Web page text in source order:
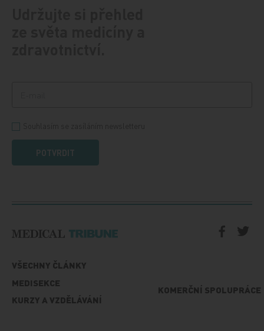
POTVRDIT
VŠECHNY ČLÁNKY
MEDISEKCE
KURZY A VZDĚLÁVÁNÍ
KOMERČNÍ SPOLUPRÁCE